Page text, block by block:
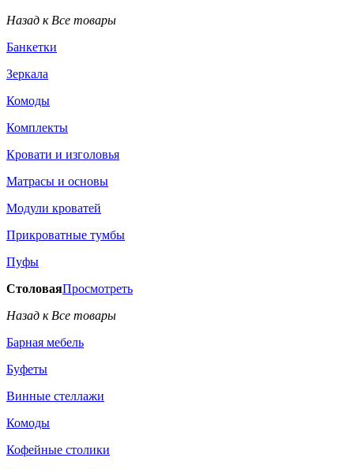
Назад к Все товары
Банкетки
Зеркала
Комоды
Комплекты
Кровати и изголовья
Матрасы и основы
Модули кроватей
Прикроватные тумбы
Пуфы
СтоловаяПросмотреть
Назад к Все товары
Барная мебель
Буфеты
Винные стеллажи
Комоды
Кофейные столики